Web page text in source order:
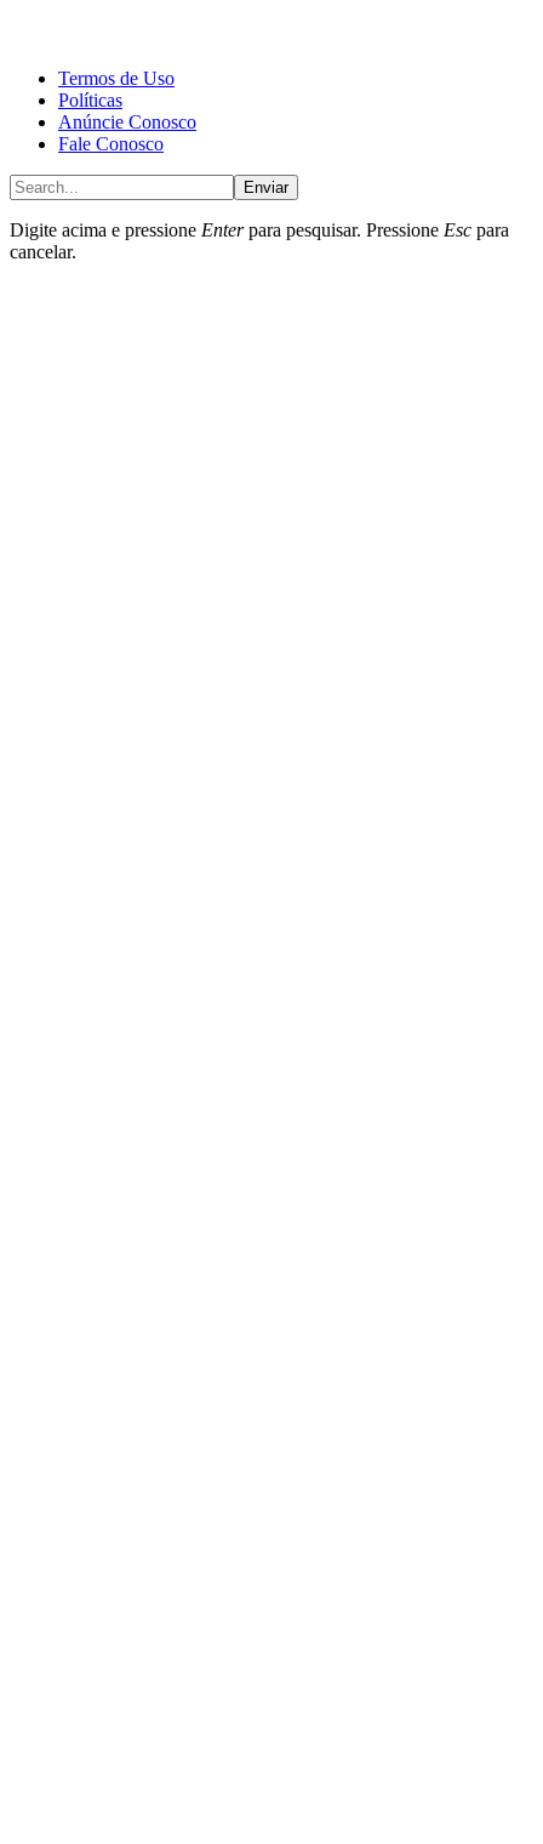
Termos de Uso
Políticas
Anúncie Conosco
Fale Conosco
Enviar
Digite acima e pressione Enterpara pesquisar. Pressione Esc para
cancelar.